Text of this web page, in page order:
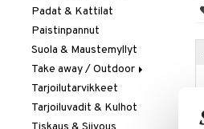
Ruokalautaset
Syvät lautaset
Padat & Kattilat
Paistinpannut
Suola & Maustemyllyt
Take away / Outdoor
Eväslaatikot
Pullot
Tarjoilutarvikkeet
Tarjoiluvadit & Kulhot